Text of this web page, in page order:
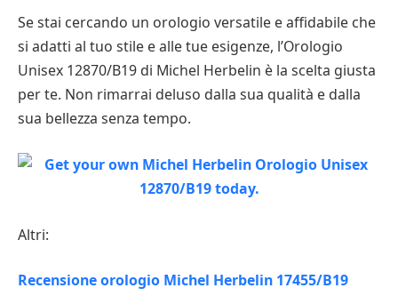
Se stai cercando un orologio versatile e affidabile che
si adatti al tuo stile e alle tue esigenze, l’Orologio
Unisex 12870/B19 di Michel Herbelin è la scelta giusta
per te. Non rimarrai deluso dalla sua qualità e dalla
sua bellezza senza tempo.
Altri:
Recensione orologio Michel Herbelin 17455/B19